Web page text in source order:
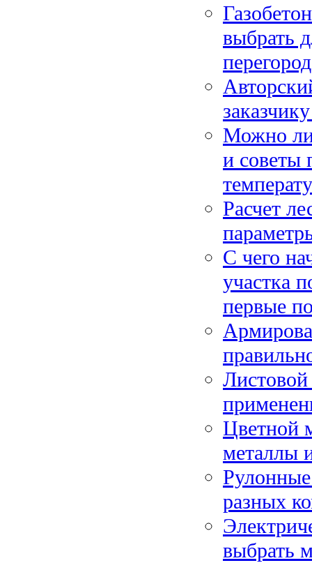
выбрать
Можно ли
и советы
Расчет
С чего
участка
первые
Листовой
Цветной
металлы
разных
выбрать